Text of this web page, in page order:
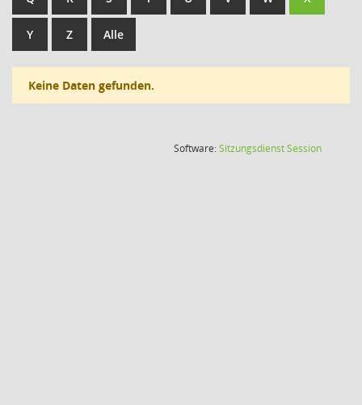
Y Z Alle
Keine Daten gefunden.
Software:SitzungsdienstSession(Wird in